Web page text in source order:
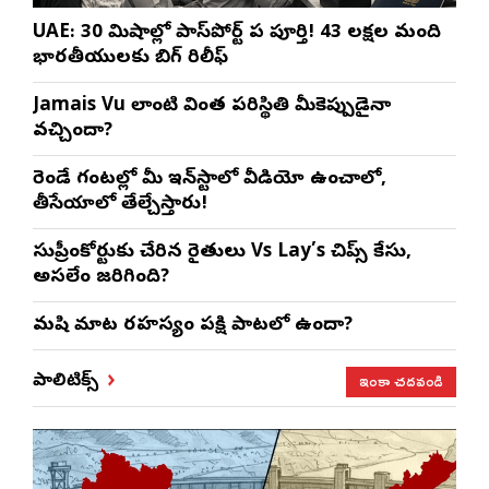
UAE: 30 నిమిషాల్లో పాస్‌పోర్ట్ పని పూర్తి! 43 లక్షల మంది
భారతీయులకు బిగ్ రిలీఫ్
Jamais Vu లాంటి వింత పరిస్థితి మీకెప్పుడైనా
వచ్చిందా?
రెండే గంటల్లో మీ ఇన్‌స్టాలో వీడియో ఉంచాలో,
తీసేయాలో తేల్చేస్తారు!
సుప్రీంకోర్టుకు చేరిన రైతులు Vs Lay’s చిప్స్‌ కేసు,
అసలేం జరిగింది?
మనిషి మాట రహస్యం పక్షి పాటలో ఉందా?
పాలిటిక్స్ ఇంకా చదవండి